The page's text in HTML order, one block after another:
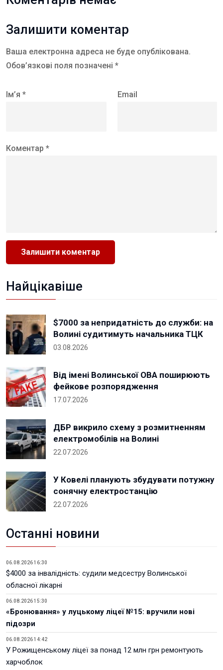
Залишити коментар
Ваша електронна адреса не буде опублікована.
Обов’язкові поля позначені *
Ім’я * Email
Коментар *
Найцікавіше
$7000 за непридатність до служби: на
Волині судитимуть начальника ТЦК
03.08.2026
Від імені Волинської ОВА поширюють
фейкове розпорядження
17.07.2026
ДБР викрило схему з розмитненням
електромобілів на Волині
22.07.2026
У Ковелі планують збудувати потужну
сонячну електростанцію
22.07.2026
Останні новини
06.08.2026 16:30
$4000 за інвалідність: судили медсестру Волинської
обласної лікарні
06.08.2026 15:30
«Бронювання» у луцькому ліцеї №15: вручили нові
підозри
06.08.2026 14:42
У Рожищенському ліцеї за понад 12 млн грн ремонтують
харчоблок